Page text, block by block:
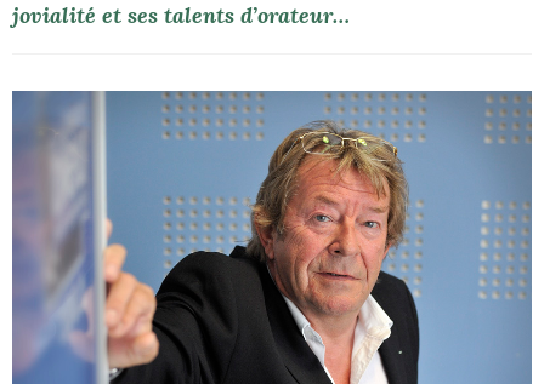
jovialité et ses talents d’orateur…